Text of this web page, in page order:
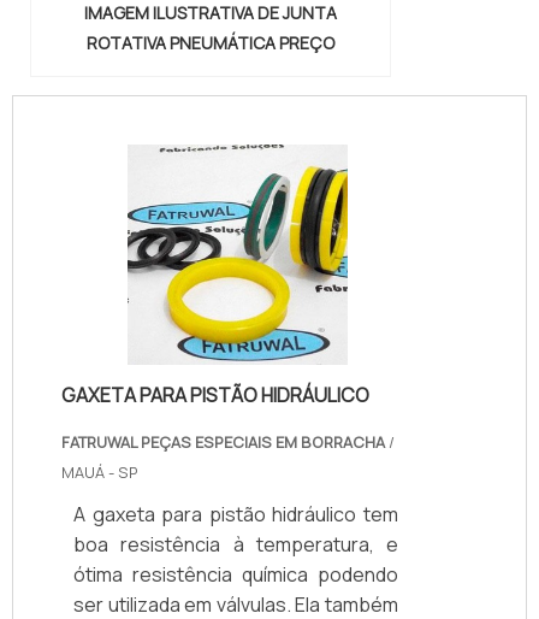
IMAGEM ILUSTRATIVA DE JUNTA
ROTATIVA PNEUMÁTICA PREÇO
GAXETA PARA PISTÃO HIDRÁULICO
FATRUWAL PEÇAS ESPECIAIS EM BORRACHA /
MAUÁ - SP
A gaxeta para pistão hidráulico tem
boa resistência à temperatura, e
ótima resistência química podendo
ser utilizada em válvulas. Ela também